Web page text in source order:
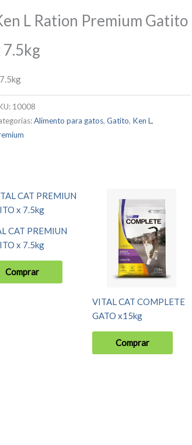
L Ration Premium Gatito
7.5kg
10008
Alimento para gatos,Gatito, Ken L,
CAT PREMIUN
x 7.5kg
Comprar
VITAL CAT COMPLETE
GATO x15kg
Comprar